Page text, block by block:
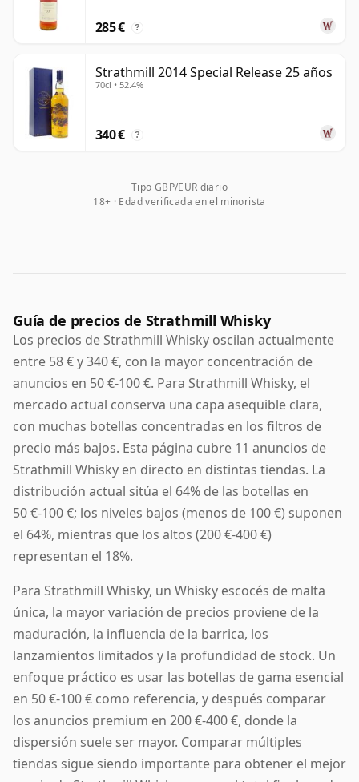
285 € ?
Strathmill 2014 Special Release 25 años
70cl • 52.4%
340 € ?
Tipo GBP/EUR diario
18+ · Edad verificada en el minorista
Guía de precios de Strathmill Whisky
Los precios de Strathmill Whisky oscilan actualmente
entre 58 € y 340 €, con la mayor concentración de
anuncios en 50 €-100 €. Para Strathmill Whisky, el
mercado actual conserva una capa asequible clara,
con muchas botellas concentradas en los filtros de
precio más bajos. Esta página cubre 11 anuncios de
Strathmill Whisky en directo en distintas tiendas. La
distribución actual sitúa el 64% de las botellas en
50 €-100 €; los niveles bajos (menos de 100 €) suponen
el 64%, mientras que los altos (200 €-400 €)
representan el 18%.
Para Strathmill Whisky, un Whisky escocés de malta
única, la mayor variación de precios proviene de la
maduración, la influencia de la barrica, los
lanzamientos limitados y la profundidad de stock. Un
enfoque práctico es usar las botellas de gama esencial
en 50 €-100 € como referencia, y después comparar
los anuncios premium en 200 €-400 €, donde la
dispersión suele ser mayor. Comparar múltiples
tiendas sigue siendo importante para obtener el mejor